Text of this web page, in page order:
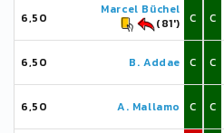
6,50
Marcel Büchel
(81')
C
6,50 B. Addae C
6,50 A. Mallamo C
C
C
C